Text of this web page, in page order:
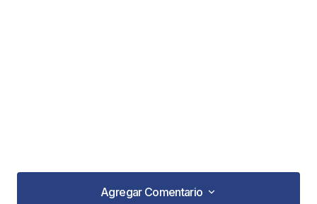
Agregar Comentario